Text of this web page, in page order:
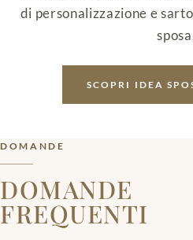
di personalizzazione e
SCOPRI IDEA
DOMANDE
DOMANDE
FREQUENTI